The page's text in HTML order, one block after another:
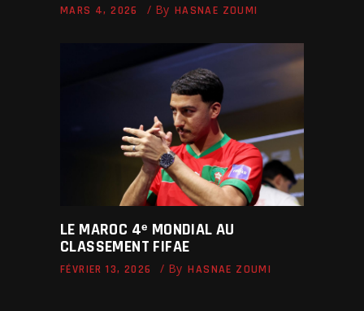
MARS 4, 2026 By HASNAE ZOUMI
LE MAROC 4ᵉ MONDIAL AU
CLASSEMENT FIFAE
FÉVRIER 13, 2026 By HASNAE ZOUMI